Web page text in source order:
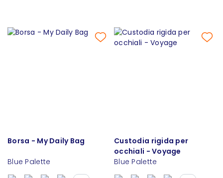
Borsa - My Daily Bag
Blue Palette
Custodia rigida per
occhiali - Voyage
Blue Palette